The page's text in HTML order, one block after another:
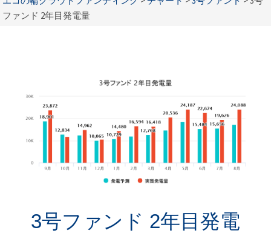
ファンド 2年目発電量
3号ファンド 2年目発電